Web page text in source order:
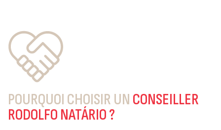
POURQUOI CHOISIR UN CONSEILLER
RODOLFO NATÁRIO ?